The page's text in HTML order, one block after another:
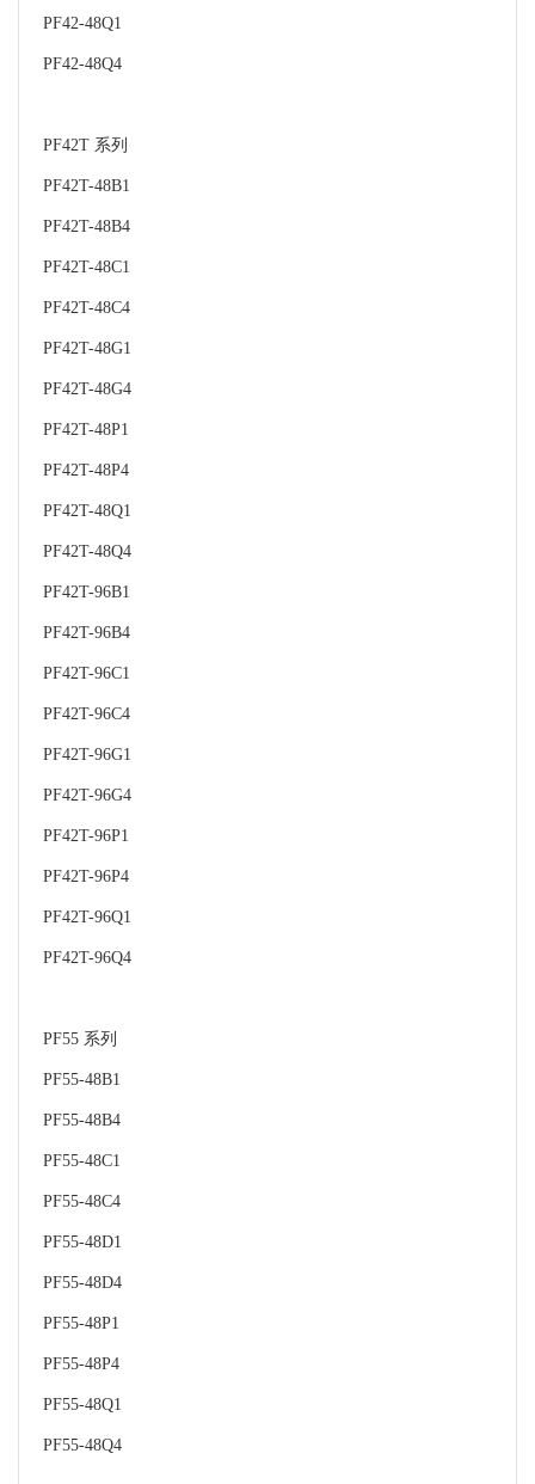
PF42-48Q1
PF42-48Q4
PF42T 系列
PF42T-48B1
PF42T-48B4
PF42T-48C1
PF42T-48C4
PF42T-48G1
PF42T-48G4
PF42T-48P1
PF42T-48P4
PF42T-48Q1
PF42T-48Q4
PF42T-96B1
PF42T-96B4
PF42T-96C1
PF42T-96C4
PF42T-96G1
PF42T-96G4
PF42T-96P1
PF42T-96P4
PF42T-96Q1
PF42T-96Q4
PF55 系列
PF55-48B1
PF55-48B4
PF55-48C1
PF55-48C4
PF55-48D1
PF55-48D4
PF55-48P1
PF55-48P4
PF55-48Q1
PF55-48Q4